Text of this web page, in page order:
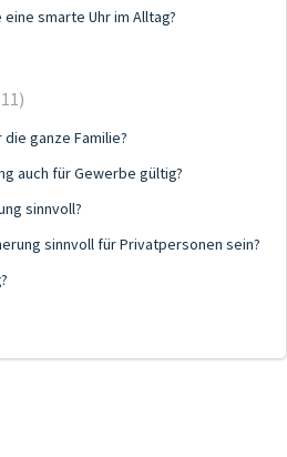
smarte Uhr im Alltag?
11
ganze Familie?
auch für Gewerbe gültig?
sinnvoll?
sinnvoll für Privatpersonen sein?